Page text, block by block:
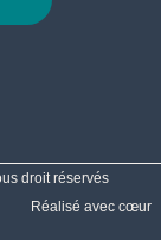
Tous droit réservés
avec cœur